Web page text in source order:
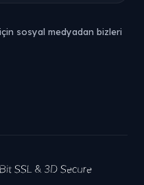
sosyal medyadan bizleri